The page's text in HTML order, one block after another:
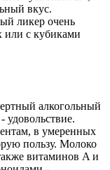
вкус.
ликер очень
с кубиками
алкогольный
удовольствие.
в умеренных
пользу. Молоко
витаминов A и